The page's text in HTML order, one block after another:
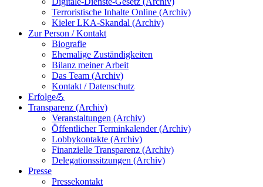
Terroristische Inhalte Online (Archiv)
Kieler LKA-Skandal (Archiv)
Zur Person / Kontakt
Biografie
Ehemalige Zuständigkeiten
Bilanz meiner Arbeit
Das Team (Archiv)
Kontakt / Datenschutz
Erfolge💪
Transparenz (Archiv)
Veranstaltungen (Archiv)
Öffentlicher Terminkalender (Archiv)
Lobbykontakte (Archiv)
Finanzielle Transparenz (Archiv)
Delegationssitzungen (Archiv)
Presse
Pressekontakt